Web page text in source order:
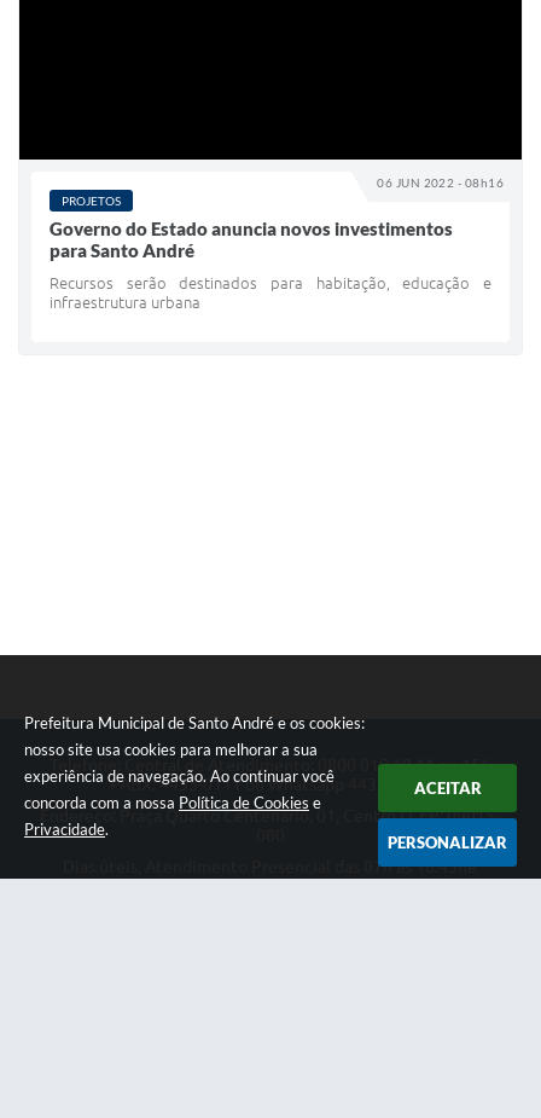
Prefeitura Municipal de Santo André e os cookies:
nosso site usa cookies para melhorar a sua
experiência de navegação. Ao continuar você
concorda com a nossa Política de Cookies e
Privacidade.
ACEITAR
PERSONALIZAR
06 JUN 2022 - 08h16
PROJETOS
Governo do Estado anuncia novos investimentos
para Santo André
Recursos serão destinados para habitação, educação e
infraestrutura urbana
Telefone: Central de Atendimento: 0800 019 19 44 ou 156
PABX: 4433-0111 ou Whatsapp 4433-0123
Endereço: Praça Quarto Centenário, 01, Centro | CEP: 09015-
Dias úteis, Atendimento Presencial das 07h as 18:45he